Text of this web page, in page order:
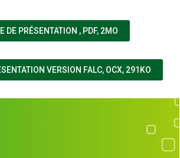
DE PRÉSENTATION (NOUVELLE FENÊTRE)
, PDF, 2MO
VERSION FALC(NOUVELLE FENÊTRE)
, OCX, 291KO